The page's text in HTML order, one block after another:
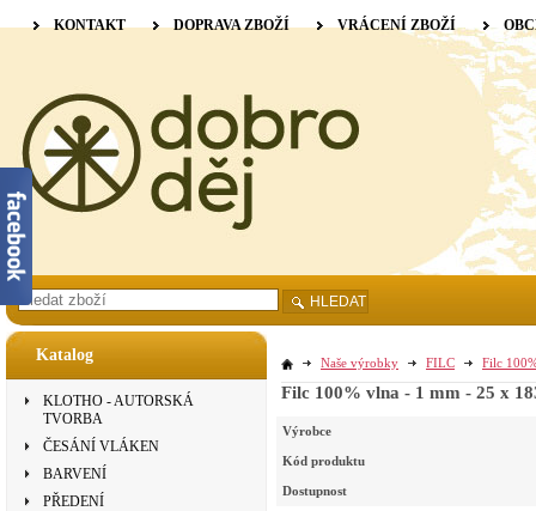
Katalog
KLOTHO - AUTORSKÁ
TVORBA
ČESÁNÍ VLÁKEN
BARVENÍ
PŘEDENÍ
Naše výrobky FILC Filc
Filc 100% vlna - 1 mm - 25 x
Výrobce
Kód produktu
Dostupnost
KONTAKT DOPRAVA ZBOŽÍ VRÁCENÍ ZBOŽÍ
HLEDAT